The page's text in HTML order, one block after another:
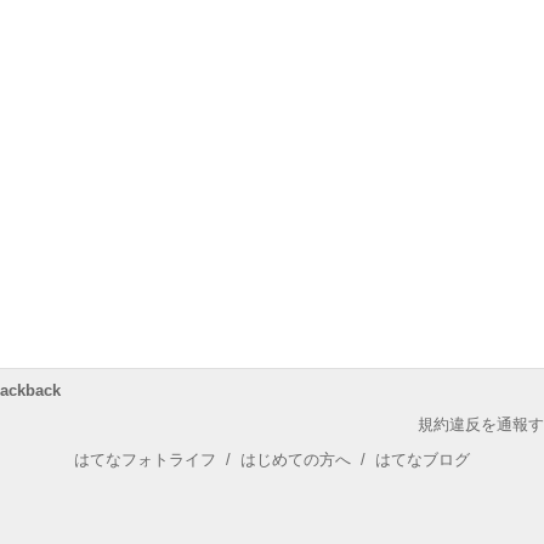
規約違反を通報
はてなフォトライフ / はじめての方へ / はてなブログ